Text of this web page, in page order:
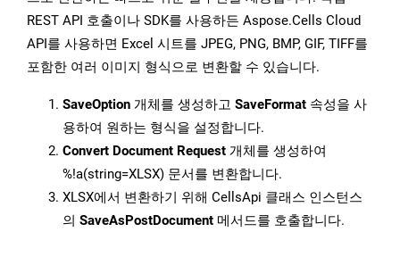
REST API 호출이나 SDK를 사용하든 Aspose.Cells Cloud
API를 사용하면 Excel 시트를 JPEG, PNG, BMP, GIF, TIFF를
포함한 여러 이미지 형식으로 변환할 수 있습니다.
SaveOption 개체를 생성하고 SaveFormat 속성을 사
용하여 원하는 형식을 설정합니다.
Convert Document Request 개체를 생성하여
%!a(string=XLSX) 문서를 변환합니다.
XLSX에서 변환하기 위해 CellsApi 클래스 인스턴스
의 SaveAsPostDocument 메서드를 호출합니다.